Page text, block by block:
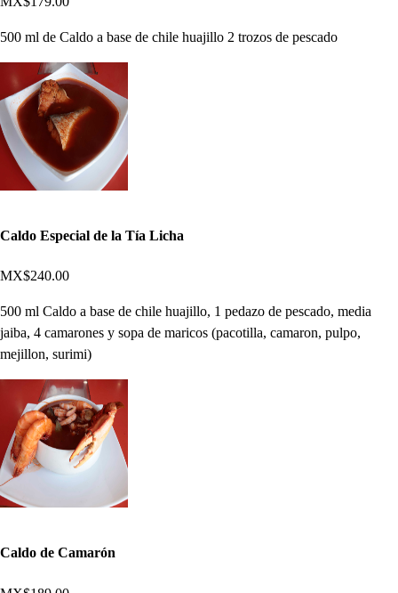
500 ml de Caldo a base de chile huajillo 2 trozos de pescado
Caldo Especial de la Tía Licha
MX$240.00
500 ml Caldo a base de chile huajillo, 1 pedazo de pescado, media
jaiba, 4 camarones y sopa de maricos (pacotilla, camaron, pulpo,
mejillon, surimi)
Caldo de Camarón